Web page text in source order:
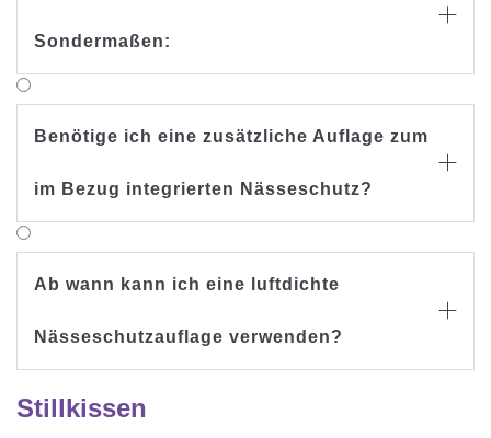
Sondermaßen:

Benötige ich eine zusätzliche Auflage zum
im Bezug integrierten Nässeschutz?

Ab wann kann ich eine luftdichte
Nässeschutzauflage verwenden?

Stillkissen